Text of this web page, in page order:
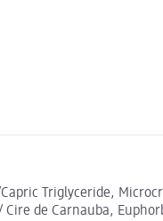
Triglyceride,
de Carnauba,